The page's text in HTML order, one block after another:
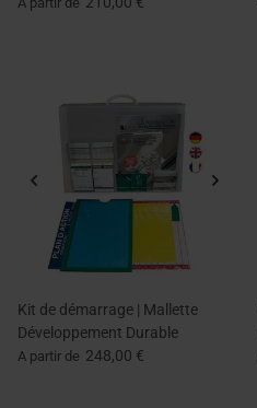
Kit de démarrage | Mallette
Développement Durable
A partir de 248,00 €